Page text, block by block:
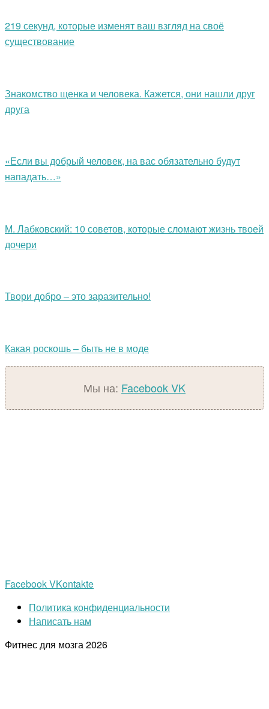
219 секунд, которые изменят ваш взгляд на своё
существование
Знакомство щенка и человека. Кажется, они нашли друг
друга
«Если вы добрый человек, на вас обязательно будут
нападать…»
М. Лабковский: 10 советов, которые сломают жизнь твоей
дочери
Твори добро – это заразительно!
Какая роскошь – быть не в моде
Мы на: FacebookVK
FacebookVKontakte
Политика конфиденциальности
Написать нам
Фитнес для мозга2026